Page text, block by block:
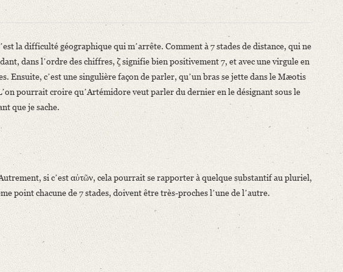
Schlegel et dʼAngelo Mai. Bd. 1. Genf 1856, S. CXI‒CXII.
Cʼest la [...]“
la difficulté géographique qui mʼarrête. Comment à 7 stades de distance, qui ne
dans lʼordre des chiffres, ζ signifie bien positivement 7, et avec une virgule en
Ensuite, cʼest une singulière façon de parler, quʼun bras se jette dans le Mæotis
pourrait croire quʼArtémidore veut parler du dernier en le désignant sous le
que je sache.
si cʼest αὐτῶν, cela pourrait se rapporter à quelque substantif au pluriel,
point chacune de 7 stades, doivent être très-proches lʼune de lʼautre.